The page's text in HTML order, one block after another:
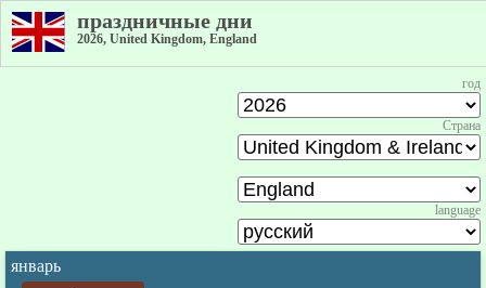
праздничные дни
2026, United Kingdom, England
год
Страна
language
январь